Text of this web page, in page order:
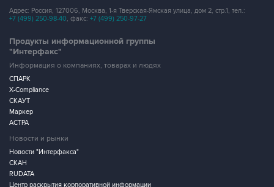
Адрес: Россия, 127006, Москва, 1-я Тверская-Ямская улица, дом 2, стр.1, тел.:
+7 (499) 250-98-40, факс: +7 (499) 250-97-27
Продукты информационной группы
"Интерфакс"
Информация о компаниях, товарах и людях
СПАРК
X-Compliance
СКАУТ
Маркер
АСТРА
Новости и рынки
Новости "Интерфакса"
СКАН
RUDATA
Центр раскрытия корпоративной информации